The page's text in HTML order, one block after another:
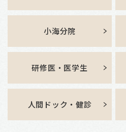
小海分院
研修医・医学生
人間ドック・健診